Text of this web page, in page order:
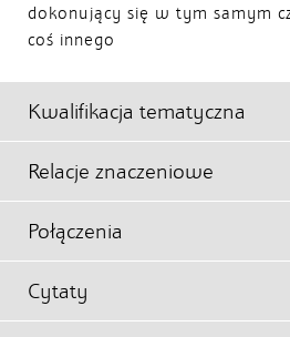
dokonujący się w tym samym
coś innego
Kwalifikacja tematyczna
Relacje znaczeniowe
Połączenia
Cytaty